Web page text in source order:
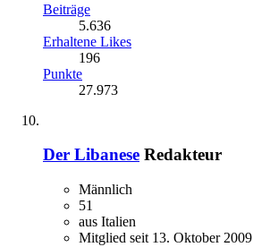
Beiträge
5.636
Erhaltene Likes
196
Punkte
27.973
Der Libanese Redakteur
Männlich
51
aus Italien
Mitglied seit 13. Oktober 2009